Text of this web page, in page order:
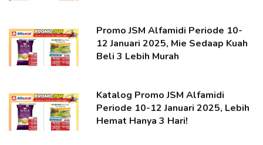
Promo JSM Alfamidi Periode 10-
12 Januari 2025, Mie Sedaap Kuah
Beli 3 Lebih Murah
Katalog Promo JSM Alfamidi
Periode 10-12 Januari 2025, Lebih
Hemat Hanya 3 Hari!